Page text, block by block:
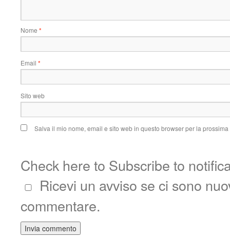
Nome *
Email *
Sito web
Salva il mio nome, email e sito web in questo browser per la
Check here to Subscribe to
Ricevi un avviso se ci sono
commentare.